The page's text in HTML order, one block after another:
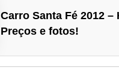
Carro Santa Fé 2012 –
Preços e fotos!